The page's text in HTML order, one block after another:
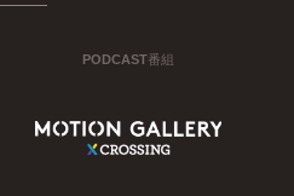
PODCAST番組